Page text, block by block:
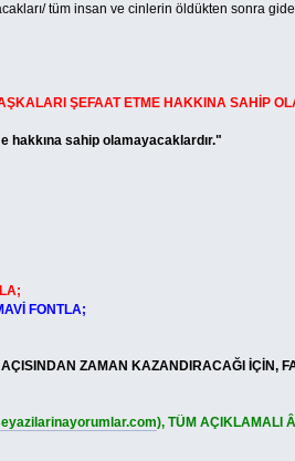
tüm insan ve cinlerin öldükten sonra
ŞEFAAT ETME HAKKINA SAHİP
sahip olamayacaklardır."
FONTLA;
ZAMAN KAZANDIRACAĞI İÇİN,
), TÜM AÇIKLAMALI